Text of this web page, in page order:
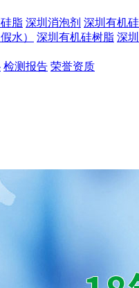
脂 深圳消泡剂 深圳有机
水） 深圳有机硅树脂 深
检测报告 荣誉资质